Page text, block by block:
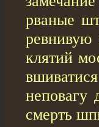
рваные
ревнивую
клятий
неповагу
смерть